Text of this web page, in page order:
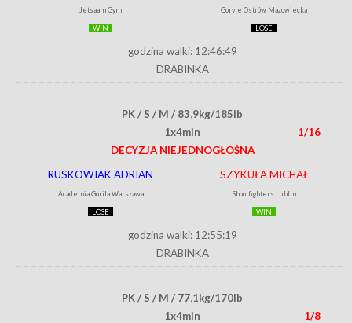
Jetsaam Gym
WIN
Goryle Ostrów Mazowiecka
LOSE
godzina walki: 12:46:49
DRABINKA
PK / S / M / 83,9kg/185lb
1x4min
1/16
DECYZJA NIEJEDNOGŁOŚNA
RUSKOWIAK ADRIAN
Academia Gorila Warszawa
LOSE
SZYKUŁA MICHAŁ
Shootfighters Lublin
WIN
godzina walki: 12:55:19
DRABINKA
PK / S / M / 77,1kg/170lb
1x4min
1/8